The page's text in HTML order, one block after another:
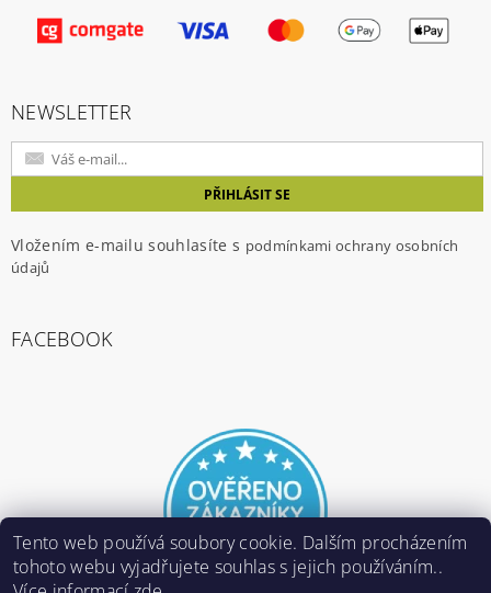
Vložením hodnocení souhlasíte spodmínkami
ochrany osobních údajů
NEWSLETTER
Vložením e-mailu souhlasíte s podmínkami ochrany osobních
údajů
FACEBOOK
Tento web používá soubory cookie. Dalším procházením
tohoto webu vyjadřujete souhlas s jejich používáním..